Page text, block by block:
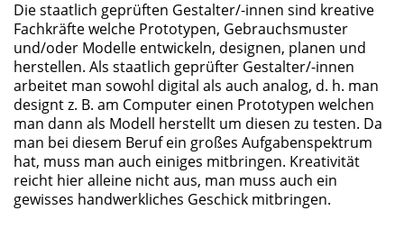
Die staatlich geprüften Gestalter/-innen sind kreative
Fachkräfte welche Prototypen, Gebrauchsmuster
und/oder Modelle entwickeln, designen, planen und
herstellen. Als staatlich geprüfter Gestalter/-innen
arbeitet man sowohl digital als auch analog, d. h. man
designt z. B. am Computer einen Prototypen welchen
man dann als Modell herstellt um diesen zu testen. Da
man bei diesem Beruf ein großes Aufgabenspektrum
hat, muss man auch einiges mitbringen. Kreativität
reicht hier alleine nicht aus, man muss auch ein
gewisses handwerkliches Geschick mitbringen.